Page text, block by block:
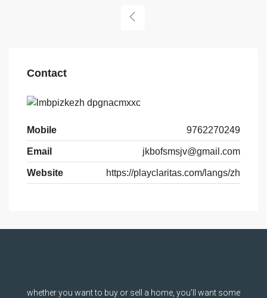
Contact
Mobile 9762270249
Email jkbofsmsjv@gmail.com
Website https://playclaritas.com/langs/zh
whether you want to buy or sell a home, you’ll want some